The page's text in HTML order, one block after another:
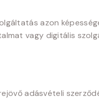
azon
vagy digitális
adásvételi